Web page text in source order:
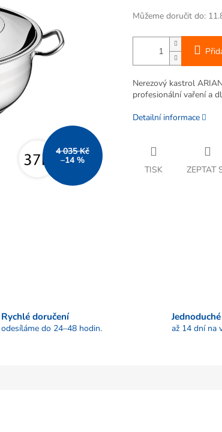
4 035 Kč
–14 %
Můžeme doručit do:
Nerezový kastrol
profesionální vaření a
Detailní informace
TISK ZEPTAT
Rychlé doručení
odesíláme do 24–48 hodin. až 14 dní na